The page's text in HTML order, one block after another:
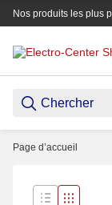
Nos produits les plus
Page d’accueil